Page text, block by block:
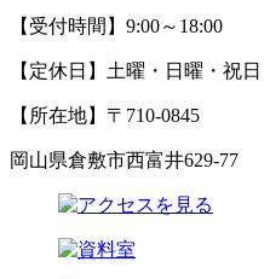
【受付時間】9:00～18:00
【定休日】土曜・日曜・祝日
【所在地】〒710-0845
岡山県倉敷市西富井629-77